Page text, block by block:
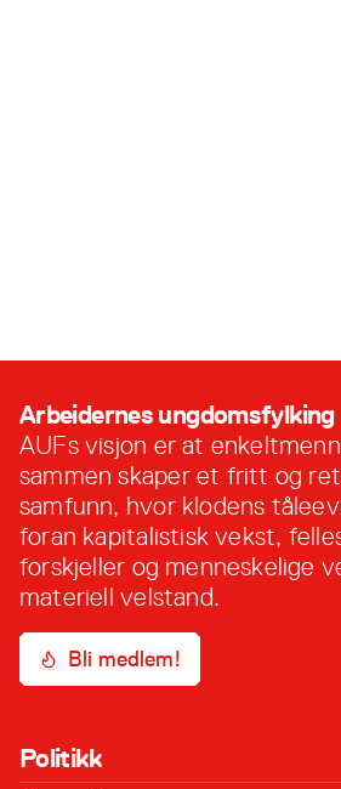
Arbeidernes ungdomsfylking
AUFs visjon er at
sammen skaper et fritt og
samfunn, hvor klodens
foran kapitalistisk vekst,
forskjeller og menneskelige
materiell velstand.
Bli medlem!
Politikk